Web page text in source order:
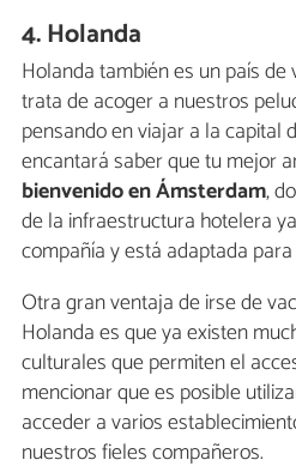
4. Holanda
Holanda también es un país
trata de acoger a nuestros
pensando en viajar a la capital
encantará saber que tu mejor
bienvenido en Ámsterdam,
de la infraestructura hotelera
compañía y está adaptada
Otra gran ventaja de irse de
Holanda es que ya existen
culturales que permiten el
mencionar que es posible
acceder a varios
nuestros fieles compañeros.